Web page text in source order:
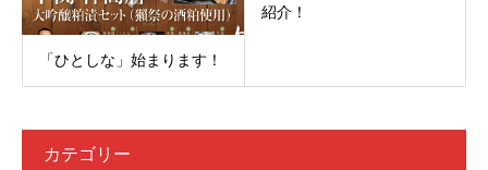
「ひとしな」始まります！
紹介！
カテゴリー